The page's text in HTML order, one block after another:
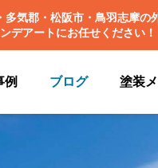
多気郡・松阪市・鳥羽志摩の
デアートにお任せください！
例 ブログ 塗装